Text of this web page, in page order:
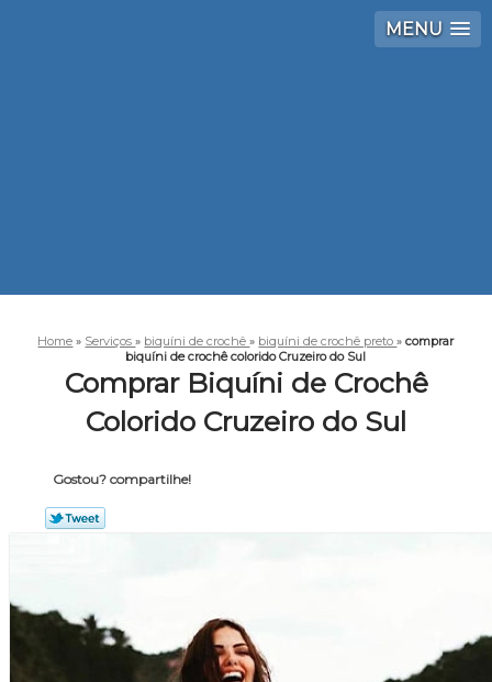
MENU
Home » Serviços» biquíni de crochê» biquíni de crochê preto»comprar
biquíni de crochê colorido Cruzeiro do Sul
Comprar Biquíni de Crochê
Colorido Cruzeiro do Sul
Gostou? compartilhe!